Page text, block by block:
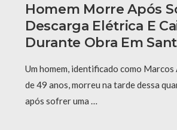
Homem Morre Após
Descarga Elétrica E
Durante Obra Em
Um homem, identificado como
de 49 anos, morreu na tarde dessa
após sofrer uma …